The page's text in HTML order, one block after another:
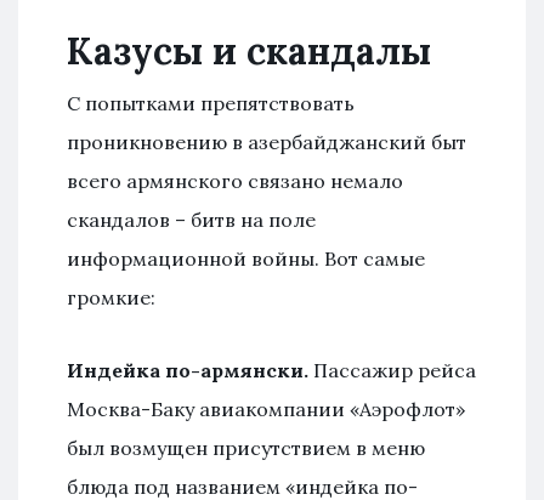
Казусы и скандалы
С попытками препятствовать
проникновению в азербайджанский быт
всего армянского связано немало
скандалов – битв на поле
информационной войны. Вот самые
громкие:
Индейка по-армянски. Пассажир рейса
Москва-Баку авиакомпании «Аэрофлот»
был возмущен присутствием в меню
блюда под названием «индейка по-